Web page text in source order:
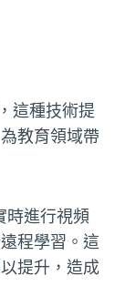
這種技術提
教育領域帶
時進行視頻
程學習。這
提升，造成